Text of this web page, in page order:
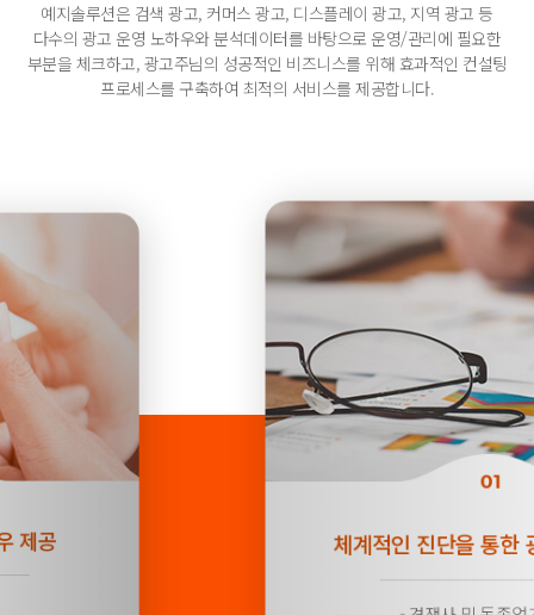
예지솔루션은 검색 광고, 커머스 광고, 디스플레이 광고, 지역 광고 등
다수의 광고 운영 노하우와 분석데이터를 바탕으로 운영/관리에 필요한
부분을 체크하고, 광고주님의 성공적인 비즈니스를 위해 효과적인 컨설팅
프로세스를 구축하여 최적의 서비스를 제공합니다.
01
체계적인 진단을 통한 광고목표 수립